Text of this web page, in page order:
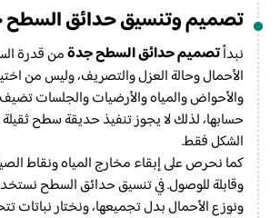
تصميم وتنسيق حدائق
نبدأتصميم حدائق السطح جدةمن قدرة
الأحمال وحالة العزل والتصريف، وليس من
والأحواض والمياه والأرضيات والجلسات
حسابها، لذلك لا يجوز تنفيذ حديقة سطح ثقيلة
الشكل فقط.
كما نحرص على إبقاء مخارج المياه ونقاط
وقابلة للوصول. في تنسيق حدائق السطح
ونوزع الأحمال بدل تجميعها، ونختار نباتات